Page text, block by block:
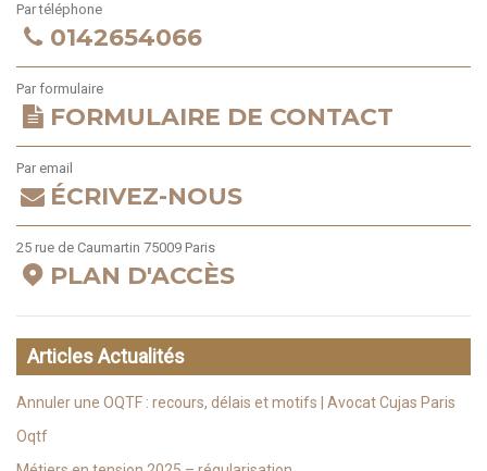
Par téléphone
0142654066
Par formulaire
FORMULAIRE DE CONTACT
Par email
ÉCRIVEZ-NOUS
25 rue de Caumartin 75009 Paris
PLAN D'ACCÈS
Articles Actualités
Annuler une OQTF : recours, délais et motifs | Avocat Cujas Paris
Oqtf